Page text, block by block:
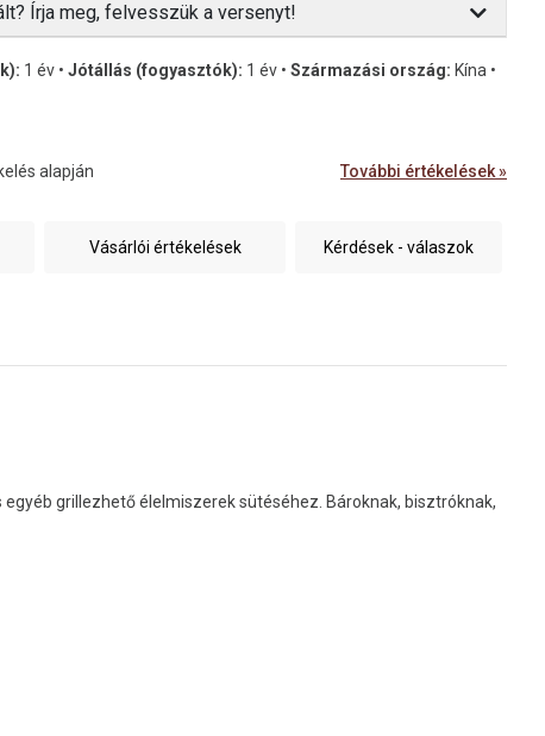
Írja meg, felvesszük a versenyt!
1 év • Jótállás (fogyasztók): 1 év • Származási ország: Kína •
alapján
További értékelések »
Vásárlói értékelések Kérdések - válaszok
grillezhető élelmiszerek sütéséhez. Bároknak, bisztróknak,